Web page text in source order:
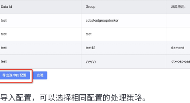
导入配置，可以选择相同配置的处理策略。